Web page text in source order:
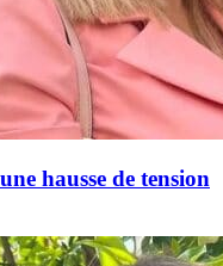
hausse de tension